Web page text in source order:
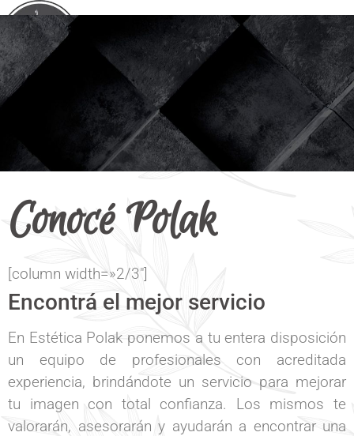
Conocé Polak
[column width=»2/3″]
Encontrá el mejor servicio
En Estética Polak ponemos a tu entera disposición
un equipo de profesionales con acreditada
experiencia, brindándote un servicio para mejorar
tu imagen con total confianza. Los mismos te
valorarán, asesorarán y ayudarán a encontrar una